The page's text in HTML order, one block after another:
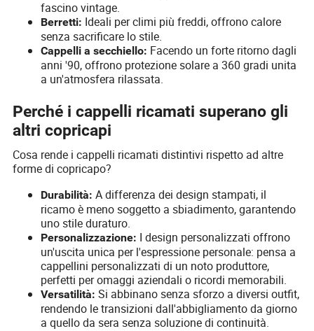
fascino vintage.
Berretti: Ideali per climi più freddi, offrono calore
senza sacrificare lo stile.
Cappelli a secchiello: Facendo un forte ritorno dagli
anni '90, offrono protezione solare a 360 gradi unita
a un'atmosfera rilassata.
Perché i cappelli ricamati superano gli
altri copricapi
Cosa rende i cappelli ricamati distintivi rispetto ad altre
forme di copricapo?
Durabilità: A differenza dei design stampati, il
ricamo è meno soggetto a sbiadimento, garantendo
uno stile duraturo.
Personalizzazione: I design personalizzati offrono
un'uscita unica per l'espressione personale: pensa a
cappellini personalizzati di un noto produttore,
perfetti per omaggi aziendali o ricordi memorabili.
Versatilità: Si abbinano senza sforzo a diversi outfit,
rendendo le transizioni dall'abbigliamento da giorno
a quello da sera senza soluzione di continuità.